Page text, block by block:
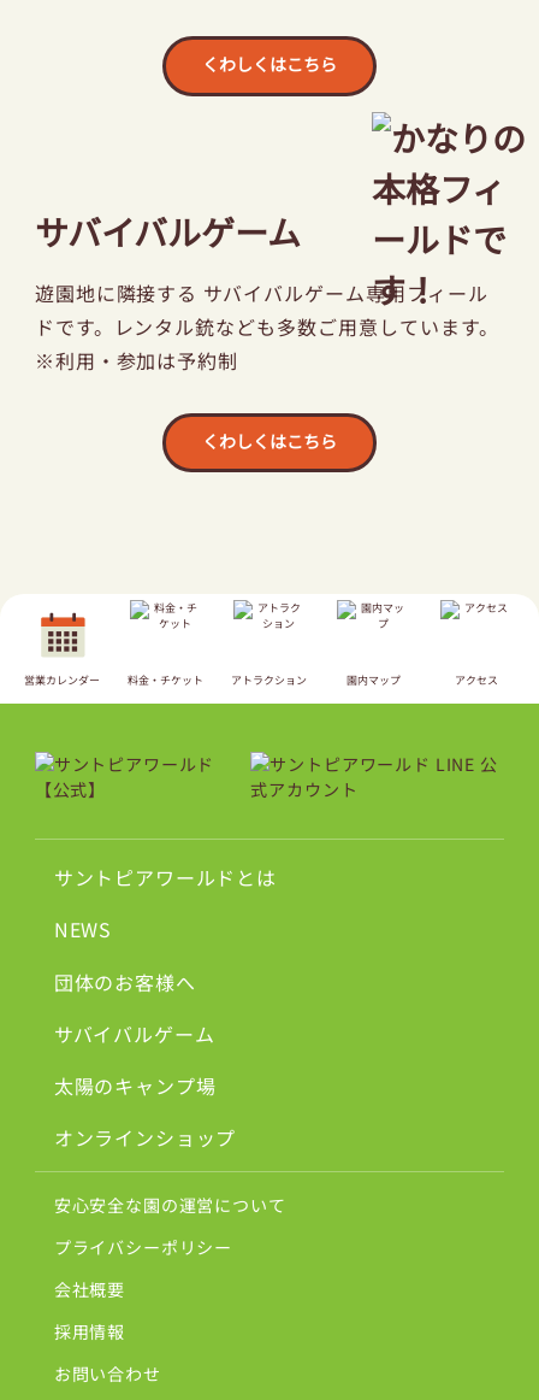
くわしくはこちら
サバイバルゲーム
遊園地に隣接する サバイバルゲーム専用フィール
ドです。レンタル銃なども多数ご用意しています。
※利用・参加は予約制
くわしくはこちら
営業カレンダー 料金・チケット アトラクション 園内マップ アクセス
サントピアワールドとは
NEWS
団体のお客様へ
サバイバルゲーム
太陽のキャンプ場
オンラインショップ
安心安全な園の運営について
プライバシーポリシー
会社概要
採用情報
お問い合わせ